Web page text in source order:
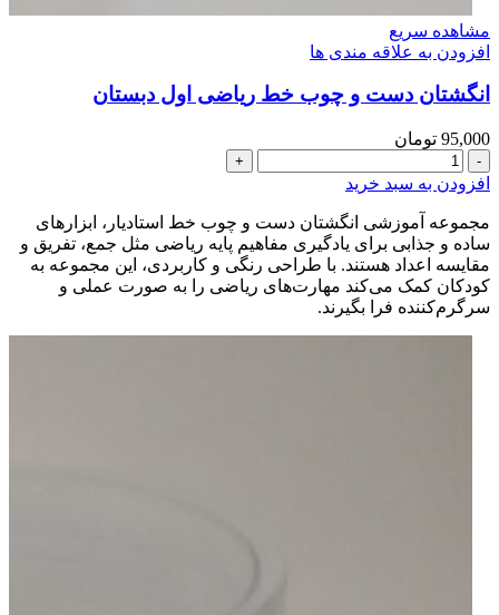
مشاهده سریع
افزودن به علاقه مندی ها
انگشتان دست و چوب خط ریاضی اول دبستان
95,000 تومان
انگشتان
دست
چوب
خط
ریاضی
اول
دبستان
افزودن به سبد خرید
مجموعه آموزشی انگشتان دست و چوب خط استادیار، ابزارهای
ساده و جذابی برای یادگیری مفاهیم پایه ریاضی مثل جمع، تفریق و
مقایسه اعداد هستند. با طراحی رنگی و کاربردی، این مجموعه به
کودکان کمک می‌کند مهارت‌های ریاضی را به صورت عملی و
سرگرم‌کننده فرا بگیرند.